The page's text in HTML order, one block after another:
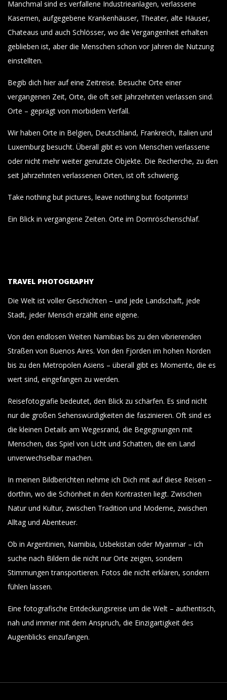
Manchmal sind es verfallene Industrieanlagen, verlassene
Kasernen, aufgegebene Krankenhäuser, Theater, alte Häuser,
Chateaus und auch Schlösser, wo die Vergangenheit erhalten
geblieben ist, aber die Menschen schon vor Jahren die Nutzung
einstellten.
Begib dich hier auf eine Zeitreise. Besuche Orte einer
vergangenen Zeit, Orte, die oft seit Jahrzehnten verlassen sind.
Orte – geprägt von morbidem Verfall.
Wir haben Orte in Belgien, Deutschland, Frankreich, Italien und
Luxemburg besucht. Überall gibt es von Menschen verlassene
oder nicht mehr weiter genutzte Objekte. Die Recherche, zu den
seit Jahrzehnten verlassenen Orten, ist oft schwierig.
Take nothing but pictures, leave nothing but footprints!
Ein Blick in vergangene Zeiten. Orte im Dornröschenschlaf.
TRAVEL PHOTOGRAPHY
Die Welt ist voller Geschichten – und jede Landschaft, jede
Stadt, jeder Mensch erzählt eine eigene.
Von den endlosen Weiten Namibias bis zu den vibrierenden
Straßen von Buenos Aires. Von den Fjorden im hohen Norden
bis zu den Metropolen Asiens – überall gibt es Momente, die es
wert sind, eingefangen zu werden.
Reisefotografie bedeutet, den Blick zu schärfen. Es sind nicht
nur die großen Sehenswürdigkeiten die faszinieren. Oft sind es
die kleinen Details am Wegesrand, die Begegnungen mit
Menschen, das Spiel von Licht und Schatten, die ein Land
unverwechselbar machen.
In meinen Bildberichten nehme ich Dich mit auf diese Reisen –
dorthin, wo die Schönheit in den Kontrasten liegt. Zwischen
Natur und Kultur, zwischen Tradition und Moderne, zwischen
Alltag und Abenteuer.
Ob in Argentinien, Namibia, Usbekistan oder Myanmar – ich
suche nach Bildern die nicht nur Orte zeigen, sondern
Stimmungen transportieren. Fotos die nicht erklären, sondern
fühlen lassen.
Eine fotografische Entdeckungsreise um die Welt – authentisch,
nah und immer mit dem Anspruch, die Einzigartigkeit des
Augenblicks einzufangen.